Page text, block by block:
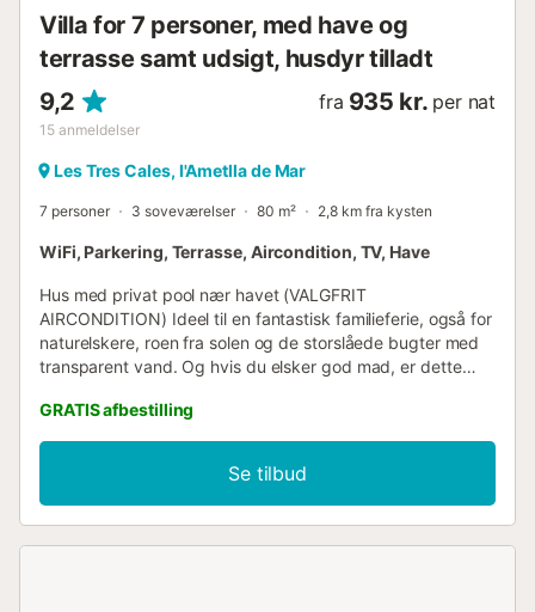
Villa for 7 personer, med have og
terrasse samt udsigt, husdyr tilladt
9,2
15 anmeldelser
fra 935 kr. per nat
Les Tres Cales, l'Ametlla de Mar
7 personer 3 soveværelser 80 m² 2,8 km fra kysten
WiFi, Parkering, Terrasse, Aircondition, TV, Have
Hus med privat pool nær havet (VALGFRIT
AIRCONDITION) Ideel til en fantastisk familieferie, også for
naturelskere, roen fra solen og de storslåede bugter med
transparent vand. Og hvis du elsker god mad, er dette
udvalg af retter tilberedt med produkter dyrket på vores...
PRIS 1 Kæledyr 25€; PRIS AIRCONDITION/VÁRMEPUMPE:
14€ PR. DAG, DETTE HUS HAR 2 MASKINER DET ER
OBLIGATORISK AT BETALE TURISTAFGIFTEN, PRISEN ER
1,75€ PR. PERSON PR. DAG FRA 16 ÅR...
GRATIS afbestilling
Se tilbud